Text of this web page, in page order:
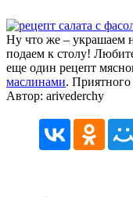
Ну что же – украшаем
подаем к столу!
еще один рецепт
маслинами. Приятного
Автор: arivederchy